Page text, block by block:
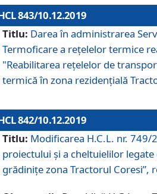
843/10.12.2019
Titlu: Darea în administrarea
Termoficare a rețelelor termice
"Reabilitarea reţelelor de
termică în zona rezidenţială
842/10.12.2019
Titlu: Modificarea H.C.L. nr.
proiectului și a cheltuielilor
grădinițe zona Tractorul Coresi”,